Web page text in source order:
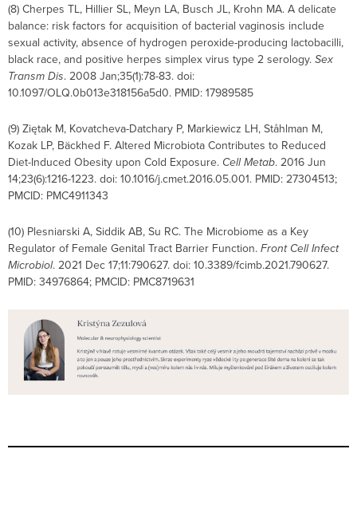
(8) Cherpes TL, Hillier SL, Meyn LA, Busch JL, Krohn MA. A delicate
balance: risk factors for acquisition of bacterial vaginosis include
sexual activity, absence of hydrogen peroxide-producing lactobacilli,
black race, and positive herpes simplex virus type 2 serology. Sex
Transm Dis. 2008 Jan;35(1):78-83. doi:
10.1097/OLQ.0b013e318156a5d0. PMID: 17989585
(9) Ziętak M, Kovatcheva-Datchary P, Markiewicz LH, Ståhlman M,
Kozak LP, Bäckhed F. Altered Microbiota Contributes to Reduced
Diet-Induced Obesity upon Cold Exposure. Cell Metab. 2016 Jun
14;23(6):1216-1223. doi: 10.1016/j.cmet.2016.05.001. PMID: 27304513;
PMCID: PMC4911343
(10) Plesniarski A, Siddik AB, Su RC. The Microbiome as a Key
Regulator of Female Genital Tract Barrier Function. Front Cell Infect
Microbiol. 2021 Dec 17;11:790627. doi: 10.3389/fcimb.2021.790627.
PMID: 34976864; PMCID: PMC8719631